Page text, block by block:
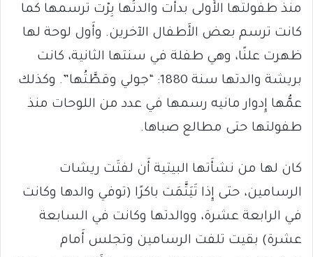
منذ طفولتها الأُولى بدأَت والدتُها بِرْت ترسمها كما
كانت ترسم بعض الأَطفال الآخرين. وأَول لوحة لها
ظهرت علنًا، وهي طفلة في سنتها الثانية، كانت
بريشة والدتها سنة 1880: “جولي وقطَّتُها”. وكذلك
عمُّها إِدوار مانيه رسمها في عدد من اللوحات منذ
طفولتها حتى مطالع صباها.
كان لها من نشأَتها البيتية أَن لفتَت ريشات
الرسامين، حتى إِذا تَيَتَّمَت باكرًا (توفي والدها وكانت
في الرابعة عشرة، ووالدتها وكانت في السابعة
عشرة) بقيت تلفت الرسامين وتجلس أَمام